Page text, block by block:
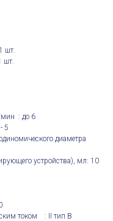
шт.
шт.
: до 6
5
диаметра
устройства), мл: 10
током : II тип В